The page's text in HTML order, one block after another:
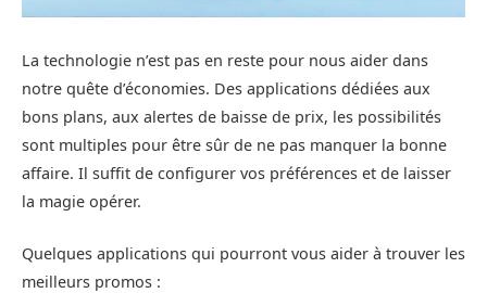
La technologie n’est pas en reste pour nous aider dans
notre quête d’économies. Des applications dédiées aux
bons plans, aux alertes de baisse de prix, les possibilités
sont multiples pour être sûr de ne pas manquer la bonne
affaire. Il suffit de configurer vos préférences et de laisser
la magie opérer.
Quelques applications qui pourront vous aider à trouver les
meilleurs promos :